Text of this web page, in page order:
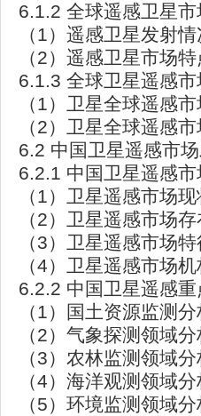
6.1.2 全球遥感卫星
（1）遥感卫星发射
（2）遥感卫星市场特
6.1.3 全球卫星遥感
（1）卫星全球遥感
（2）卫星全球遥感
6.2 中国卫星遥感市
6.2.1 中国卫星遥感
（1）卫星遥感市场
（2）卫星遥感市场
（3）卫星遥感市场
（4）卫星遥感市场
6.2.2 中国卫星遥感
（1）国土资源监测
（2）气象探测领域
（3）农林监测领域
（4）海洋观测领域
（5）环境监测领域